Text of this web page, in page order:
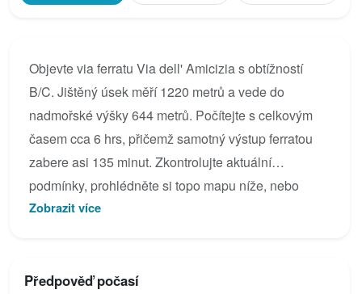
Objevte via ferratu Via dell' Amicizia s obtížností
B/C. Jištěný úsek měří 1220 metrů a vede do
nadmořské výšky 644 metrů. Počítejte s celkovým
časem cca 6 hrs, přičemž samotný výstup ferratou
zabere asi 135 minut. Zkontrolujte aktuální
podmínky, prohlédněte si topo mapu níže, nebo
přidejte vlastní fotky pro Via dell' Amicizia.
Zobrazit více
Předpověď počasí